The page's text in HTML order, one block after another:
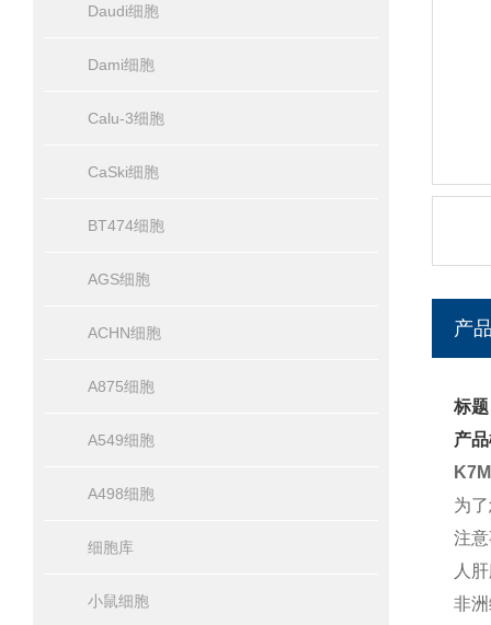
Daudi细胞
Dami细胞
Calu-3细胞
CaSki细胞
BT474细胞
AGS细胞
ACHN细胞
A875细胞
A549细胞
A498细胞
细胞库
小鼠细胞
产
标
产
为
注
人
非